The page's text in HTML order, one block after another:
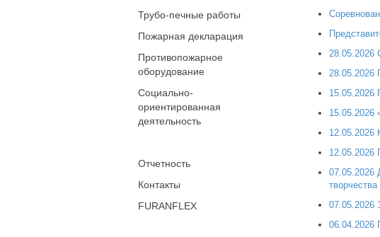
Трубо-печные работы
Пожарная декларация
Противопожарное
оборудование
Социально-
ориентированная
деятельность
Отчетность
Контакты
FURANFLEX
28.05.2026
28.05.2026
15.05.2026
12.05.2026
12.05.2026
07.05.2026
07.05.2026
06.04.2026